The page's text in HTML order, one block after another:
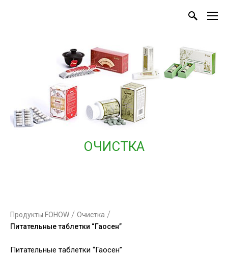
ОЧИСТКА
Продукты FOHOW / Очистка /
Питательные таблетки “Гаосен”
Питательные таблетки “Гаосен”